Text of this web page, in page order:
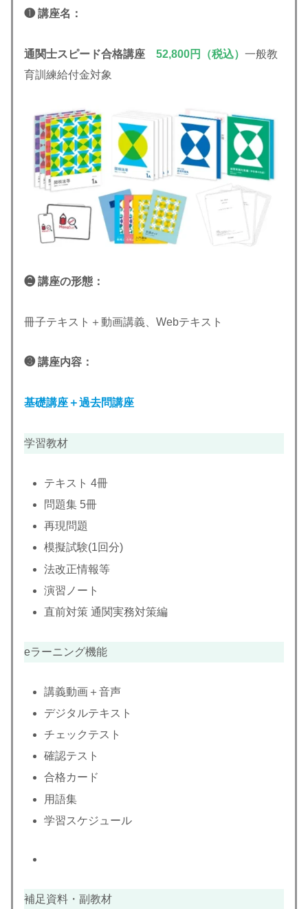
❶ 講座名：
通関士スピード合格講座 52,800円（税込） 一般教
育訓練給付金対象
❷ 講座の形態：
冊子テキスト＋動画講義、Webテキスト
❸ 講座内容：
基礎講座＋過去問講座
学習教材
テキスト 4冊
問題集 5冊
再現問題
模擬試験(1回分)
法改正情報等
演習ノート
直前対策 通関実務対策編
eラーニング機能
講義動画＋音声
デジタルテキスト
チェックテスト
確認テスト
合格カード
用語集
学習スケジュール
補足資料・副教材